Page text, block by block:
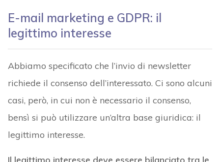
E-mail marketing e GDPR: il
legittimo interesse
Abbiamo specificato che l’invio di newsletter
richiede il consenso dell’interessato. Ci sono alcuni
casi, però, in cui non è necessario il consenso,
bensì si può utilizzare un’altra base giuridica: il
legittimo interesse.